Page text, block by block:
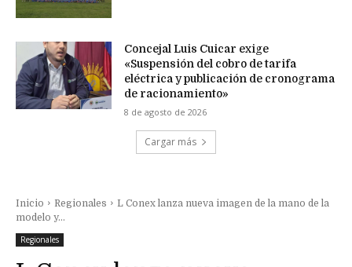
Concejal Luis Cuicar exige
«Suspensión del cobro de tarifa
eléctrica y publicación de cronograma
de racionamiento»
8 de agosto de 2026
Cargar más